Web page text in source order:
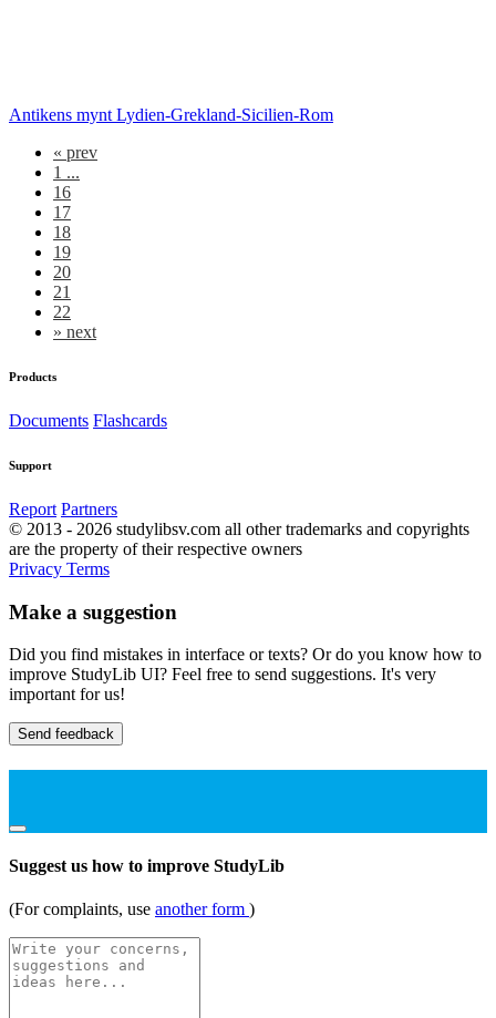
Antikens mynt Lydien-Grekland-Sicilien-Rom
« prev
1 ...
16
17
18
19
20
21
22
» next
Products
Documents Flashcards
Support
Report Partners
© 2013 - 2026 studylibsv.com all other trademarks and copyrights
are the property of their respective owners
Privacy Terms
Make a suggestion
Did you find mistakes in interface or texts? Or do you know how to
improve StudyLib UI? Feel free to send suggestions. It's very
important for us!
Send feedback
Suggest us how to improve StudyLib
(For complaints, use another form )